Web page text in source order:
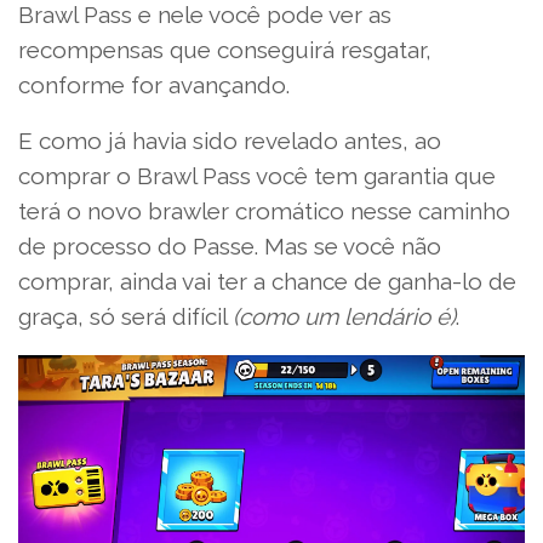
Brawl Pass e nele você pode ver as
recompensas que conseguirá resgatar,
conforme for avançando.
E como já havia sido revelado antes, ao
comprar o Brawl Pass você tem garantia que
terá o novo brawler cromático nesse caminho
de processo do Passe. Mas se você não
comprar, ainda vai ter a chance de ganha-lo de
graça, só será difícil (como um lendário é).